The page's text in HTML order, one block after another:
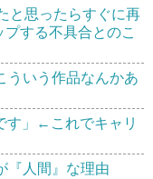
と思ったらすぐに再
する不具合とのこ
ういう作品なんかあ
す」←これでキャリ
『人間』な理由